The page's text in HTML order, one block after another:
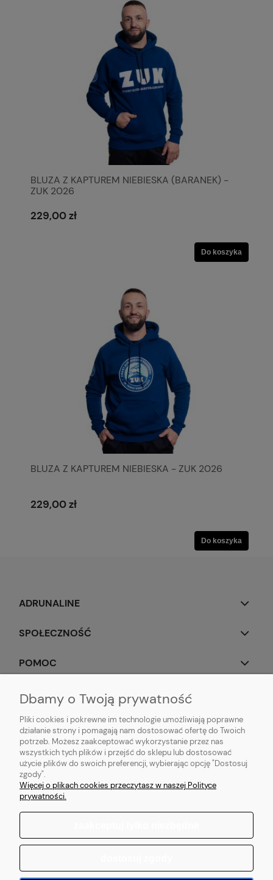
BLUZA Z KAPTUREM NIEBIESKA (BARANEK) -
ZUK 2026
229,00 zł
Do koszyka
BLUZA Z KAPTUREM NIEBIESKA - ZUK 2026
229,00 zł
Do koszyka
ADRUNALINE
SPOŁECZNOŚĆ
POMOC
OBSERWUJ NAS
Popularne produkty:Koszulki do biegania|Topy do biegania|Bluzy do
biegania| Longsleeve do biegania|Kurtki do biegania|Kamizelki do
biegania| Legginsy do biegania
Sklep internetowy Shoper.pl
Dbamy o Twoją prywatność
Pliki cookies i pokrewne im technologie umożliwiają poprawne
działanie strony i pomagają nam dostosować ofertę do Twoich
potrzeb. Możesz zaakceptować wykorzystanie przez nas
wszystkich tych plików i przejść do sklepu lub dostosować
użycie plików do swoich preferencji, wybierając opcję "Dostosuj
zgody".
Więcej o plikach cookies przeczytasz w naszej Polityce
prywatności.